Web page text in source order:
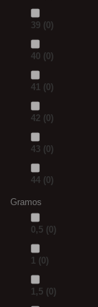
39 (0)
40 (0)
41 (0)
42 (0)
43 (0)
44 (0)
Gramos
0,5 (0)
1 (0)
1,5 (0)